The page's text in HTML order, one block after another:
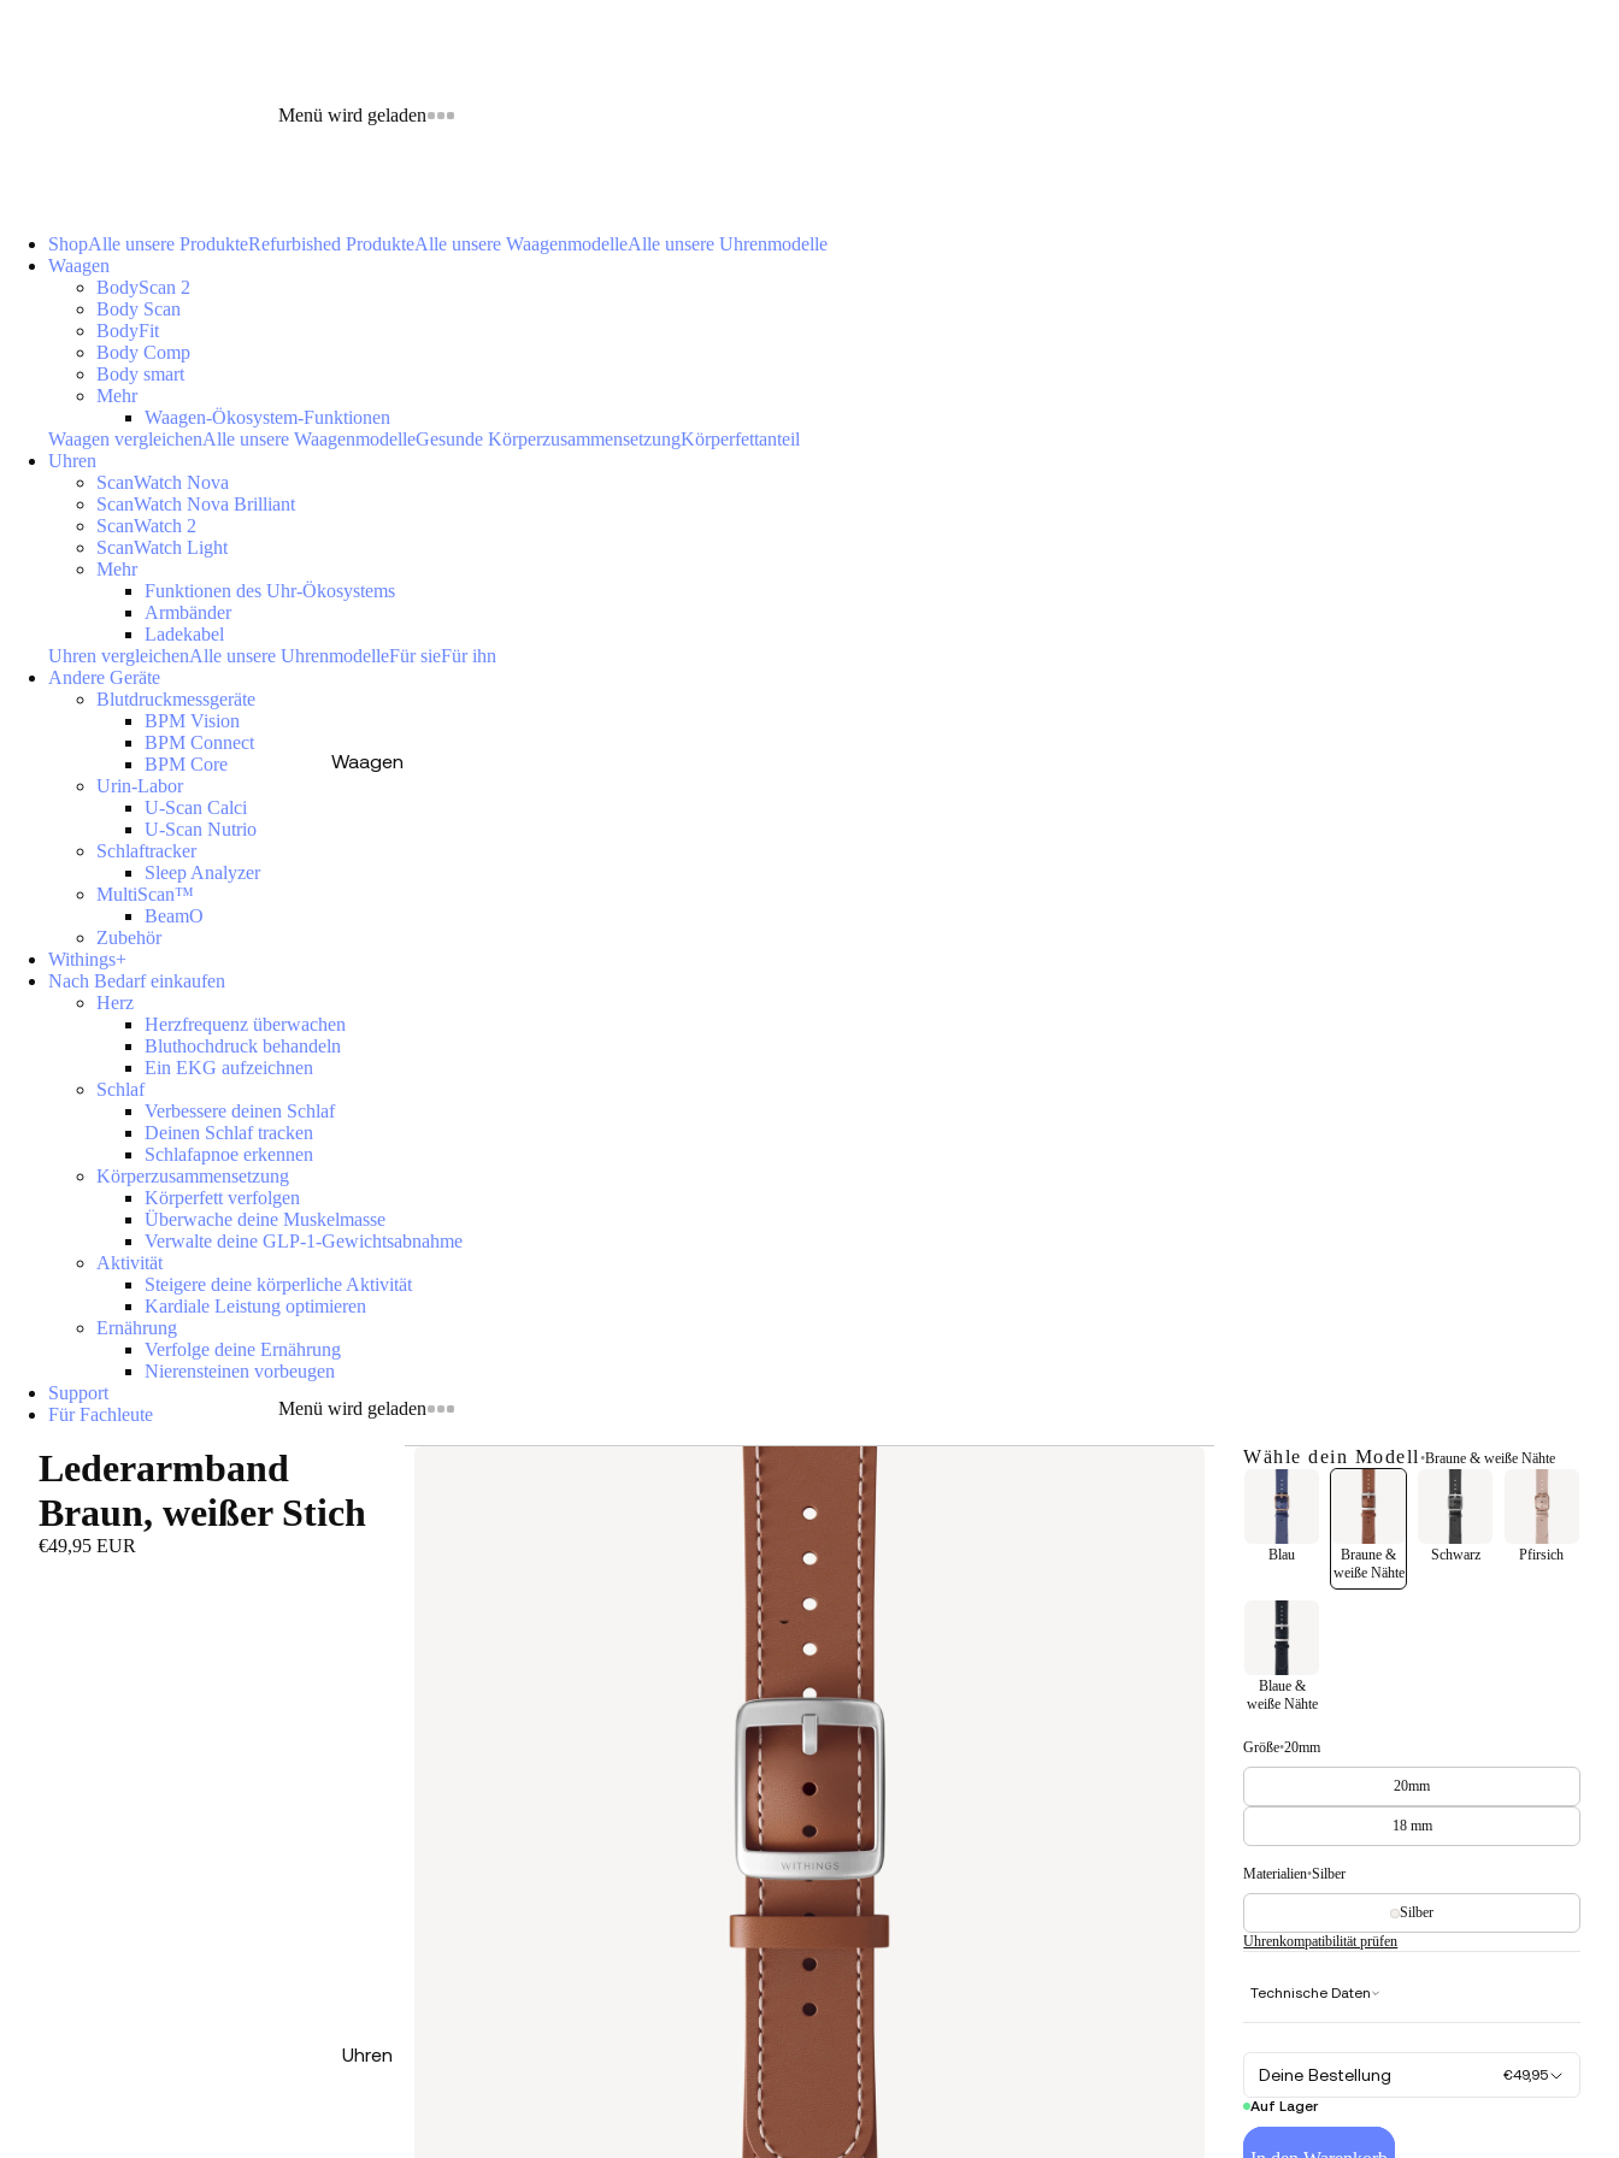
Menü wird geladen
Waagen
Menü wird geladen
Uhren
ShopAlle unsere ProdukteRefurbished ProdukteAlle unsere WaagenmodelleAlle unsere Uhrenmodelle
Waagen
BodyScan 2
Body Scan
BodyFit
Body Comp
Body smart
Mehr
Waagen-Ökosystem-Funktionen
Waagen vergleichenAlle unsere WaagenmodelleGesunde KörperzusammensetzungKörperfettanteil
Uhren
ScanWatch Nova
ScanWatch Nova Brilliant
ScanWatch 2
ScanWatch Light
Mehr
Funktionen des Uhr-Ökosystems
Armbänder
Ladekabel
Uhren vergleichenAlle unsere UhrenmodelleFür sieFür ihn
Andere Geräte
Blutdruckmessgeräte
BPM Vision
BPM Connect
BPM Core
Urin-Labor
U-Scan Calci
U-Scan Nutrio
Schlaftracker
Sleep Analyzer
MultiScan™
BeamO
Zubehör
Withings+
Nach Bedarf einkaufen
Herz
Herzfrequenz überwachen
Bluthochdruck behandeln
Ein EKG aufzeichnen
Schlaf
Verbessere deinen Schlaf
Deinen Schlaf tracken
Schlafapnoe erkennen
Körperzusammensetzung
Körperfett verfolgen
Überwache deine Muskelmasse
Verwalte deine GLP-1-Gewichtsabnahme
Aktivität
Steigere deine körperliche Aktivität
Kardiale Leistung optimieren
Ernährung
Verfolge deine Ernährung
Nierensteinen vorbeugen
Support
Für Fachleute
Lederarmband
Braun, weißer Stich
€49,95 EUR
Wähle dein Modell •Braune & weiße Nähte
Blau
Braune &
weiße Nähte
Schwarz Pfirsich
Blaue &
weiße Nähte
Größe•20mm
20mm
18 mm
Materialien•Silber
Silber
Uhrenkompatibilität prüfen
Technische Daten
Deine Bestellung
€49,95
Auf Lager